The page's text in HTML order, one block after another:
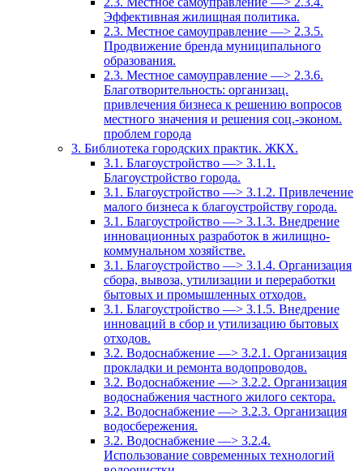
Эффективная жилищная политика.
2.3. Местное самоуправление —> 2.3.5.
Продвижение бренда муниципального
образования.
2.3. Местное самоуправление —> 2.3.6.
Благотворительность: организац.
привлечения бизнеса к решению вопросов
местного значения и решения соц.-эконом.
проблем города
3. Библиотека городских практик. ЖКХ.
3.1. Благоустройство —> 3.1.1.
Благоустройство города.
3.1. Благоустройство —> 3.1.2. Привлечение
малого бизнеса к благоустройству города.
3.1. Благоустройство —> 3.1.3. Внедрение
инновационных разработок в жилищно-
коммунальном хозяйстве.
3.1. Благоустройство —> 3.1.4. Организация
сбора, вывоза, утилизации и переработки
бытовых и промышленных отходов.
3.1. Благоустройство —> 3.1.5. Внедрение
инноваций в сбор и утилизацию бытовых
отходов.
3.2. Водоснабжение —> 3.2.1. Организация
прокладки и ремонта водопроводов.
3.2. Водоснабжение —> 3.2.2. Организация
водоснабжения частного жилого сектора.
3.2. Водоснабжение —> 3.2.3. Организация
водосбережения.
3.2. Водоснабжение —> 3.2.4.
Использование современных технологий